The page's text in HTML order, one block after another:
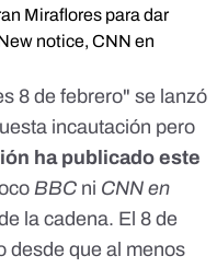
Miraflores para dar
notice, CNN en
8 de febrero" se lanzó
incautación pero
ha publicado este
BBC ni CNN en
la cadena. El 8 de
desde que al menos